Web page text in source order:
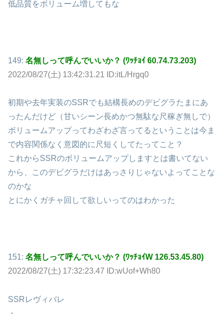
低品質をボリューム増してもな
149: 名無しって呼んでいいか？ (ﾜｯﾁｮｲ 60.74.73.203)
2022/08/27(土) 13:42:31.21 ID:itL/Hrgq0
初期や去年実装のSSRでも結構長めのデビグラたまにあ
ったんだけど（甘いシーン長めかつ無駄な尺稼ぎ無しで）
ボリュームアップってわざわざ言ってるということは今ま
で内容関係なく意図的に尺短くしてたってこと？
これからSSRのボリュームアップしますとは書いてない
から、このデビグラだけはあっさりじゃないよってことな
のかな
とにかくガチャ回して欲しいってのはわかった
151: 名無しって呼んでいいか？ (ﾜｯﾁｮｲW 126.53.45.80)
2022/08/27(土) 17:32:23.47 ID:wUof+Wh80
SSRレヴィバレ